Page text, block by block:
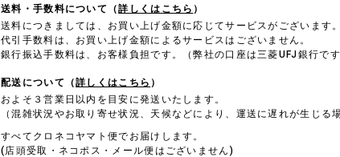
送料・手数料について（詳しくはこちら ）
送料につきましては、お買い上げ金額に応じてサービスがございます
代引手数料は、お買い上げ金額によるサービスはございません。
銀行振込手数料は、お客様負担です。（弊社の口座は三菱UFJ銀行です
配送について（詳しくはこちら ）
およそ３営業日以内を目安に発送いたします。
（混雑状況やお取り寄せ状況、天候などにより、運送に遅れが生じる
すべてクロネコヤマト便でお届けします。
(店頭受取・ネコポス・メール便はございません)